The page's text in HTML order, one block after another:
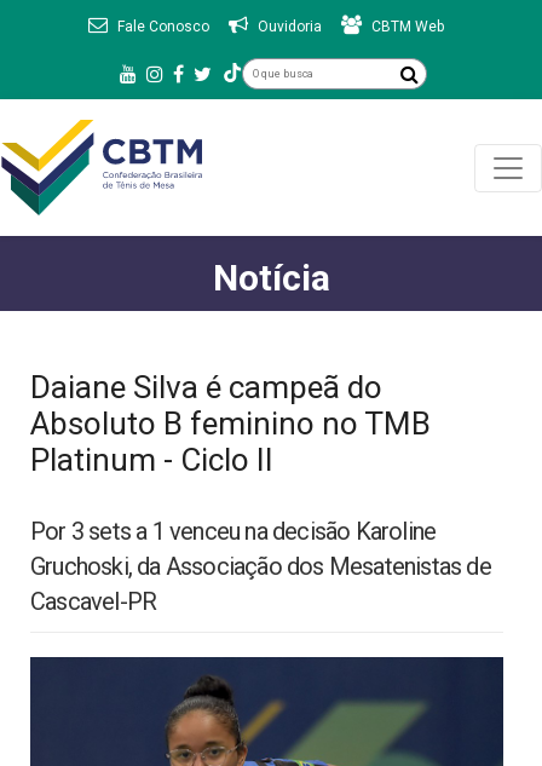
Fale Conosco Ouvidoria CBTM Web
Notícia
Daiane Silva é campeã do
Absoluto B feminino no TMB
Platinum - Ciclo II
Por 3 sets a 1 venceu na decisão Karoline
Gruchoski, da Associação dos Mesatenistas de
Cascavel-PR